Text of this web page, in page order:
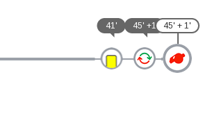
41' 45' +1 45' + 1'